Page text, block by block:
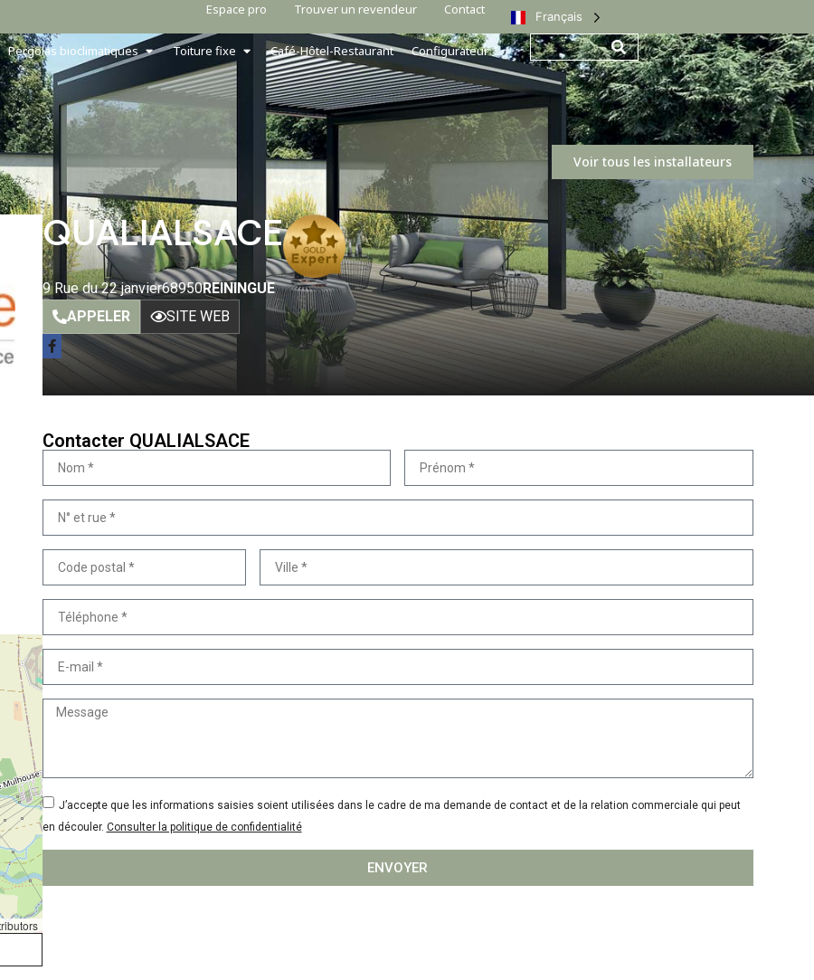
Espace pro Trouver un revendeur Contact Français
Pergolas bioclimatiques Toiture fixe Café-Hôtel-Restaurant Configurateur
QUALIALSACE
9 Rue du 22 janvier68950REININGUE
APPELER
SITE WEB
Contacter QUALIALSACE
J’accepte que les informations saisies soient utilisées dans le cadre de ma demande de contact et de la relation commerciale qui peut
en découler. Consulter la politique de confidentialité
ENVOYER
Voir tous les installateurs